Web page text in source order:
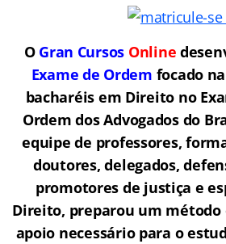
O Gran Cursos Online
Exame de Ordem focado
bacharéis em Direito no
Ordem dos Advogados do
equipe de professores,
doutores, delegados,
promotores de justiça e
Direito, preparou um método
apoio necessário para o